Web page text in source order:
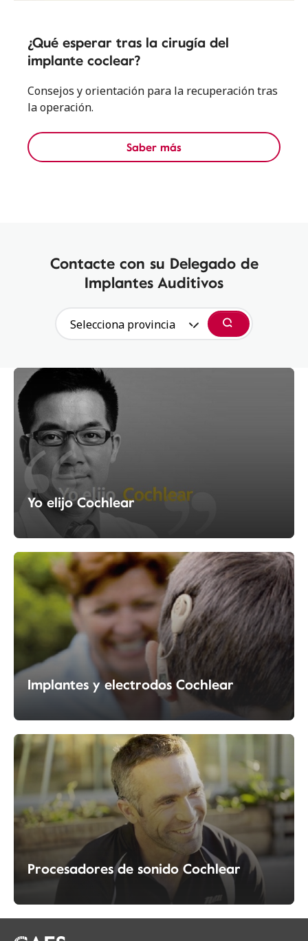
¿Qué esperar tras la cirugía del
implante coclear?
Consejos y orientación para la recuperación tras
la operación.
Saber más
Contacte con su Delegado de
Implantes Auditivos
Selecciona provincia
Buscar
Yo elijo Cochlear
Implantes y electrodos Cochlear
Procesadores de sonido Cochlear